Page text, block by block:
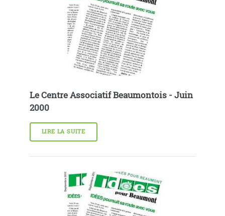
Le Centre Associatif Beaumontois - Juin
2000
LIRE LA SUITE